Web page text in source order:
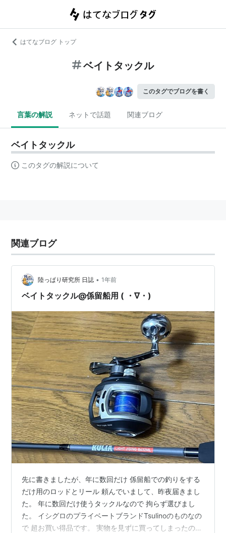
はてなブログ トップ
ベイトタックル
このタグでブログを書く
言葉の解説 ネットで話題 関連ブログ
ベイトタックル
このタグの解説について
関連ブログ
陸っぱり研究所 日誌 • 1年前
ベイトタックル@係留船用 ( ・∇・)
先に書きましたが、年に数回だけ 係留船での釣りをする
だけ用のロッドとリール 頼んでいまして、昨夜届きまし
た。 年に数回だけ使うタックルなので 拘らず選びまし
た。 イシグロのプライベートブランドTsulinoのものなの
で 超お買い得品です。 実物を見ずに買ってしまったので